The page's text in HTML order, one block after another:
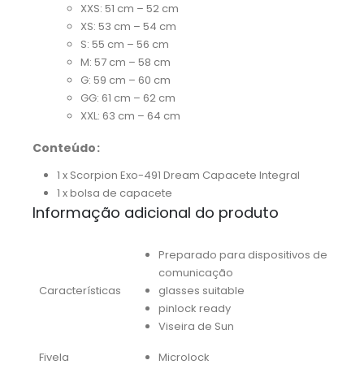
XXS: 51 cm – 52 cm
XS: 53 cm – 54 cm
S: 55 cm – 56 cm
M: 57 cm – 58 cm
G: 59 cm – 60 cm
GG: 61 cm – 62 cm
XXL: 63 cm – 64 cm
Conteúdo:
1 x Scorpion Exo-491 Dream Capacete Integral
1 x bolsa de capacete
Informação adicional do produto
Características
Preparado para dispositivos de
comunicação
glasses suitable
pinlock ready
Viseira de Sun
Fivela
Microlock